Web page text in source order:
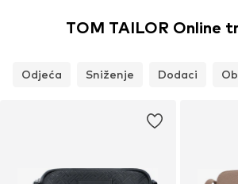
TOM TAILOR Online
Odjeća Sniženje Dodaci